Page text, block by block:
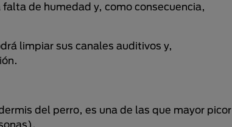
de humedad y, como consecuencia,
limpiar sus canales auditivos y,
del perro, es una de las que mayor picor